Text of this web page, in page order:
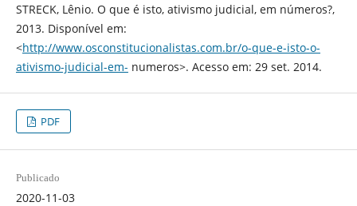
STRECK, Lênio. O que é isto, ativismo judicial, em números?,
2013. Disponível em:
<http://www.osconstitucionalistas.com.br/o-que-e-isto-o-
ativismo-judicial-em- numeros>. Acesso em: 29 set. 2014.
PDF
Publicado
2020-11-03